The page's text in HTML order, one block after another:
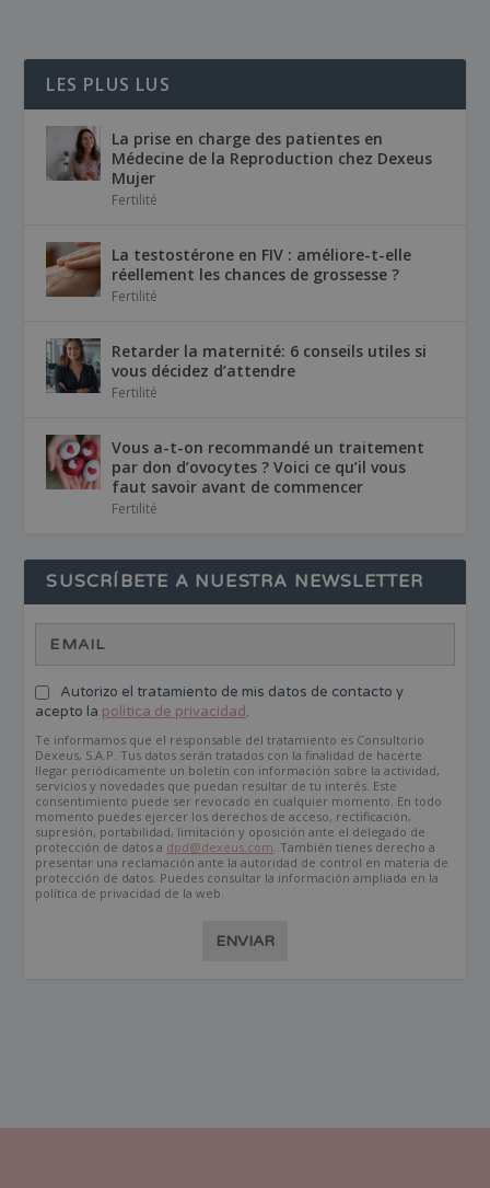
LES PLUS LUS
La prise en charge des patientes en
Médecine de la Reproduction chez Dexeus
Mujer
Fertilité
La testostérone en FIV : améliore-t-elle
réellement les chances de grossesse ?
Fertilité
Retarder la maternité: 6 conseils utiles si
vous décidez d’attendre
Fertilité
Vous a-t-on recommandé un traitement
par don d’ovocytes ? Voici ce qu’il vous
faut savoir avant de commencer
Fertilité
SUSCRÍBETE A NUESTRA NEWSLETTER
Autorizo el tratamiento de mis datos de contacto y
acepto la política de privacidad.
Te informamos que el responsable del tratamiento es Consultorio
Dexeus, S.A.P. Tus datos serán tratados con la finalidad de hacerte
llegar periódicamente un boletín con información sobre la actividad,
servicios y novedades que puedan resultar de tu interés. Este
consentimiento puede ser revocado en cualquier momento. En todo
momento puedes ejercer los derechos de acceso, rectificación,
supresión, portabilidad, limitación y oposición ante el delegado de
protección de datos a dpd@dexeus.com. También tienes derecho a
presentar una reclamación ante la autoridad de control en materia de
protección de datos. Puedes consultar la información ampliada en la
política de privacidad de la web.
ENVIAR